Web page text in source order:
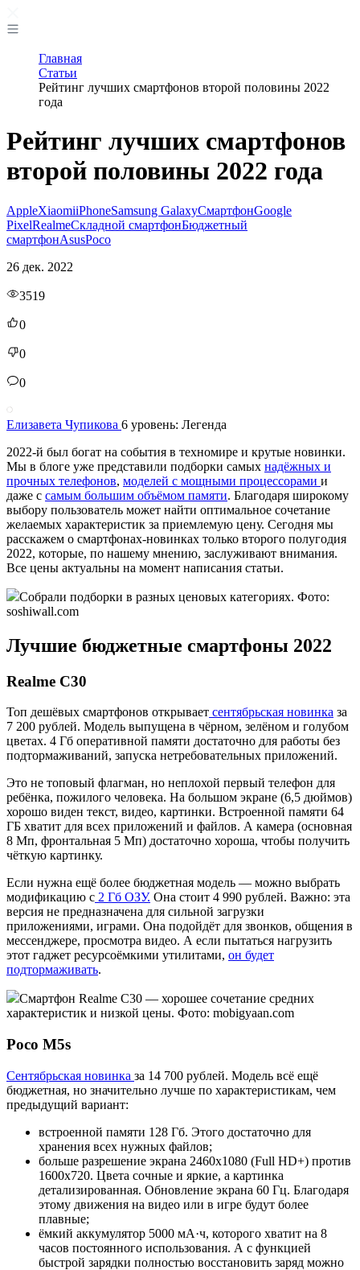
Главная
Статьи
Рейтинг лучших смартфонов второй половины 2022
года
Рейтинг лучших смартфонов
второй половины 2022 года
AppleXiaomiiPhoneSamsung GalaxyСмартфонGoogle
PixelRealmeСкладной смартфонБюджетный
смартфонAsusPoco
26 дек. 2022
3519
0
0
0
Елизавета Чупикова 6 уровень: Легенда
2022-й был богат на события в техномире и крутые новинки.
Мы в блоге уже представили подборки самых надёжных и
прочных телефонов, моделей с мощными процессорами и
даже с самым большим объёмом памяти. Благодаря широкому
выбору пользователь может найти оптимальное сочетание
желаемых характеристик за приемлемую цену. Сегодня мы
расскажем о смартфонах-новинках только второго полугодия
2022, которые, по нашему мнению, заслуживают внимания.
Все цены актуальны на момент написания статьи.
Собрали подборки в разных ценовых категориях. Фото:
soshiwall.com
Лучшие бюджетные смартфоны 2022
Realme C30
Топ дешёвых смартфонов открывает сентябрьская новинка за
7 200 рублей. Модель выпущена в чёрном, зелёном и голубом
цветах. 4 Гб оперативной памяти достаточно для работы без
подтормаживаний, запуска нетребовательных приложений.
Это не топовый флагман, но неплохой первый телефон для
ребёнка, пожилого человека. На большом экране (6,5 дюймов)
хорошо виден текст, видео, картинки. Встроенной памяти 64
ГБ хватит для всех приложений и файлов. А камера (основная
8 Мп, фронтальная 5 Мп) достаточно хороша, чтобы получить
чёткую картинку.
Если нужна ещё более бюджетная модель — можно выбрать
модификацию с 2 Гб ОЗУ. Она стоит 4 990 рублей. Важно: эта
версия не предназначена для сильной загрузки
приложениями, играми. Она подойдёт для звонков, общения в
мессенджере, просмотра видео. А если пытаться нагрузить
этот гаджет ресурсоёмкими утилитами, он будет
подтормаживать.
Смартфон Realme C30 — хорошее сочетание средних
характеристик и низкой цены. Фото: mobigyaan.com
Poco M5s
Сентябрьская новинка за 14 700 рублей. Модель всё ещё
бюджетная, но значительно лучше по характеристикам, чем
предыдущий вариант:
встроенной памяти 128 Гб. Этого достаточно для
хранения всех нужных файлов;
больше разрешение экрана 2460х1080 (Full HD+) против
1600x720. Цвета сочные и яркие, а картинка
детализированная. Обновление экрана 60 Гц. Благодаря
этому движения на видео или в игре будут более
плавные;
ёмкий аккумулятор 5000 мА·ч, которого хватит на 8
часов постоянного использования. А с функцией
быстрой зарядки полностью восстановить заряд можно